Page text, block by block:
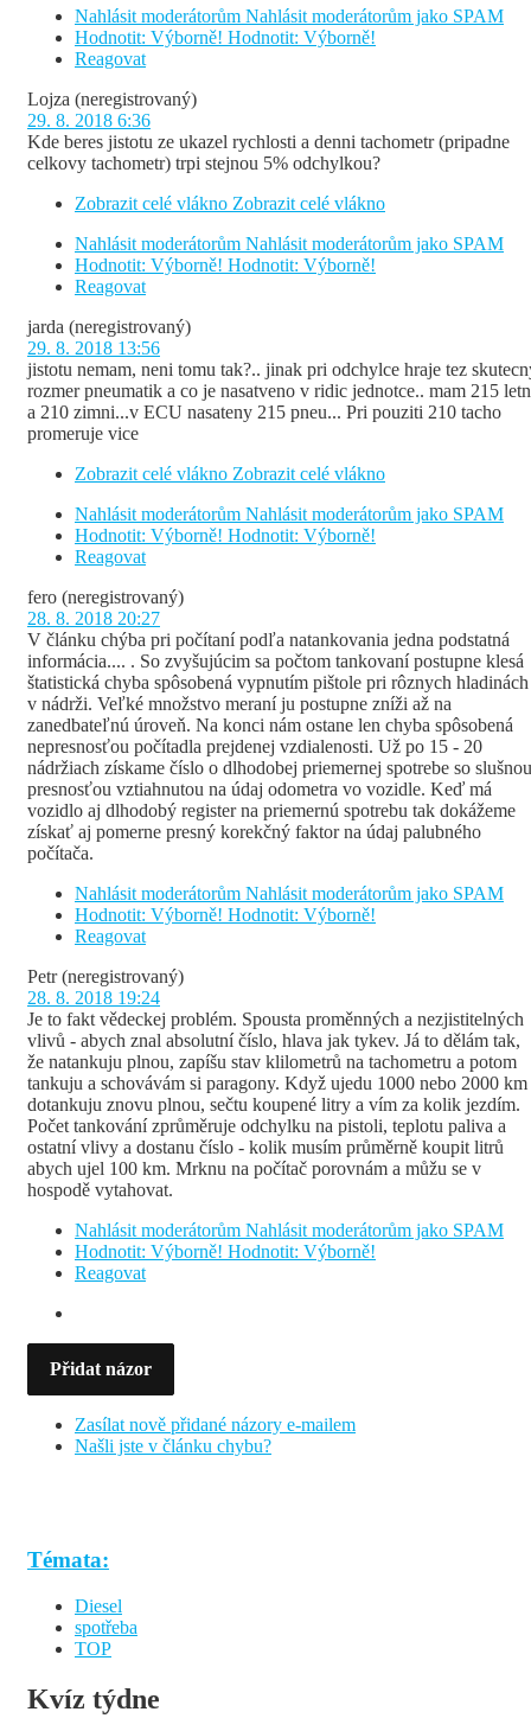
Nahlásit moderátorům Nahlásit moderátorům jako SPAM
Hodnotit: Výborně! Hodnotit: Výborně!
Reagovat
Lojza (neregistrovaný)
29. 8. 2018 6:36
Kde beres jistotu ze ukazel rychlosti a denni tachometr (pripadne
celkovy tachometr) trpi stejnou 5% odchylkou?
Zobrazit celé vlákno Zobrazit celé vlákno
Nahlásit moderátorům Nahlásit moderátorům jako SPAM
Hodnotit: Výborně! Hodnotit: Výborně!
Reagovat
jarda (neregistrovaný)
29. 8. 2018 13:56
jistotu nemam, neni tomu tak?.. jinak pri odchylce hraje tez
rozmer pneumatik a co je nasatveno v ridic jednotce.. mam 215
a 210 zimni...v ECU nasateny 215 pneu... Pri pouziti 210 tacho
promeruje vice
Zobrazit celé vlákno Zobrazit celé vlákno
Nahlásit moderátorům Nahlásit moderátorům jako SPAM
Hodnotit: Výborně! Hodnotit: Výborně!
Reagovat
fero (neregistrovaný)
28. 8. 2018 20:27
V článku chýba pri počítaní podľa natankovania jedna podstatná
informácia.... . So zvyšujúcim sa počtom tankovaní postupne klesá
štatistická chyba spôsobená vypnutím pištole pri rôznych hladinách
v nádrži. Veľké množstvo meraní ju postupne zníži až na
zanedbateľnú úroveň. Na konci nám ostane len chyba spôsobená
nepresnosťou počítadla prejdenej vzdialenosti. Už po 15 - 20
nádržiach získame číslo o dlhodobej priemernej spotrebe so slušnou
presnosťou vztiahnutou na údaj odometra vo vozidle. Keď má
vozidlo aj dlhodobý register na priemernú spotrebu tak dokážeme
získať aj pomerne presný korekčný faktor na údaj palubného
počítača.
Nahlásit moderátorům Nahlásit moderátorům jako SPAM
Hodnotit: Výborně! Hodnotit: Výborně!
Reagovat
Petr (neregistrovaný)
28. 8. 2018 19:24
Je to fakt vědeckej problém. Spousta proměnných a nezjistitelných
vlivů - abych znal absolutní číslo, hlava jak tykev. Já to dělám tak,
že natankuju plnou, zapíšu stav klilometrů na tachometru a potom
tankuju a schovávám si paragony. Když ujedu 1000 nebo 2000 km
dotankuju znovu plnou, sečtu koupené litry a vím za kolik jezdím.
Počet tankování zprůměruje odchylku na pistoli, teplotu paliva a
ostatní vlivy a dostanu číslo - kolik musím průměrně koupit litrů
abych ujel 100 km. Mrknu na počítač porovnám a můžu se v
hospodě vytahovat.
Nahlásit moderátorům Nahlásit moderátorům jako SPAM
Hodnotit: Výborně! Hodnotit: Výborně!
Reagovat
Přidat názor
Zasílat nově přidané názory e-mailem
Našli jste v článku chybu?
Témata:
Diesel
spotřeba
TOP
Kvíz týdne